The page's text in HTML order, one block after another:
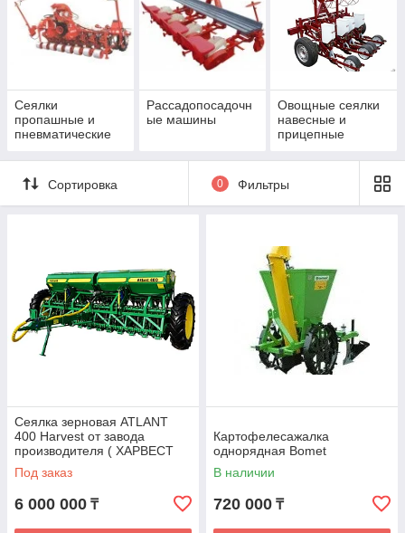
урожая.
Сеялки
пропашные и
пневматические
Рассадопосадочн
ые машины
Овощные сеялки
навесные и
прицепные
Сортировка 0 Фильтры
Сеялка зерновая ATLANT
400 Harvest от завода
производителя ( ХАРВЕСТ
УКРАИНА ОРИГИНАЛ)
Под заказ
6 000 000 ₸
Картофелесажалка
однорядная Bomet
В наличии
720 000 ₸